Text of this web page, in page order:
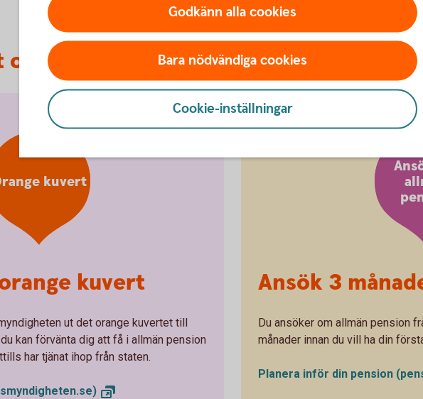
och ansökan om utbetalning
kuvert
kuvert
ut det orange kuvertet till
kan förvänta dig att få i allmän pension
har tjänat ihop från staten.
Ansök 3
Du ansöker om allmän pension
månader innan du vill ha din
Planera inför din pension
Godkänn alla cookies
Bara nödvändiga cookies
Cookie-inställningar